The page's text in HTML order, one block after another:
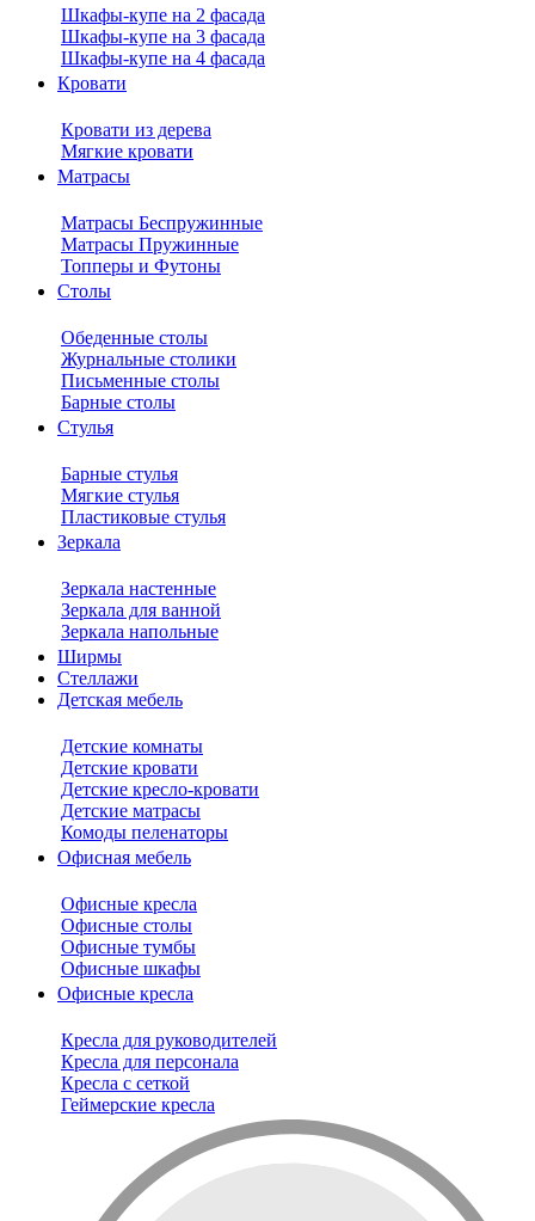
Шкафы-купе на 2 фасада
Шкафы-купе на 3 фасада
Шкафы-купе на 4 фасада
Кровати
Кровати из дерева
Мягкие кровати
Матрасы
Матрасы Беспружинные
Матрасы Пружинные
Топперы и Футоны
Столы
Обеденные столы
Журнальные столики
Письменные столы
Барные столы
Стулья
Барные стулья
Мягкие стулья
Пластиковые стулья
Зеркала
Зеркала настенные
Зеркала для ванной
Зеркала напольные
Ширмы
Стеллажи
Детская мебель
Детские комнаты
Детские кровати
Детские кресло-кровати
Детские матрасы
Комоды пеленаторы
Офисная мебель
Офисные кресла
Офисные столы
Офисные тумбы
Офисные шкафы
Офисные кресла
Кресла для руководителей
Кресла для персонала
Кресла с сеткой
Геймерские кресла